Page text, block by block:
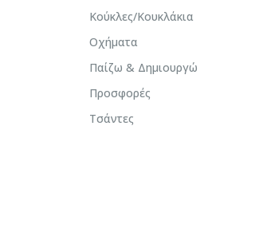
Κούκλες/Κουκλάκια
Οχήματα
Παίζω & Δημιουργώ
Προσφορές
Τσάντες